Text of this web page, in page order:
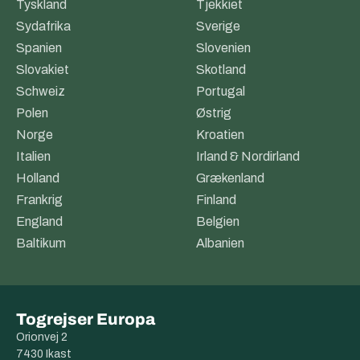
Jacobite Steam Train
, eller oplev komforten på
Sleeper-nattoget.
togrejser i Skotland
ideelle måde at kombinere natur, kultur og komfort på, uanset
om rejsen foregår om foråret, sommeren eller i efterårets klare
farver.
West Highland Line – “Harry Potter-jernbanen”
Tyskland
Tjekkiet
Sydafrika
Sverige
Spanien
Slovenien
Slovakiet
Skotland
Schweiz
Portugal
Polen
Østrig
Norge
Kroatien
Italien
Irland & Nordirland
Holland
Grækenland
Frankrig
Finland
England
Belgien
Baltikum
Albanien
Togrejser Europa
Orionvej 2
7430 Ikast